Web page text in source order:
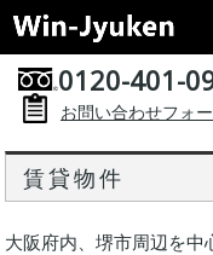
0120-401-
お問い合わせフォ
賃貸物件
大阪府内、堺市周辺を